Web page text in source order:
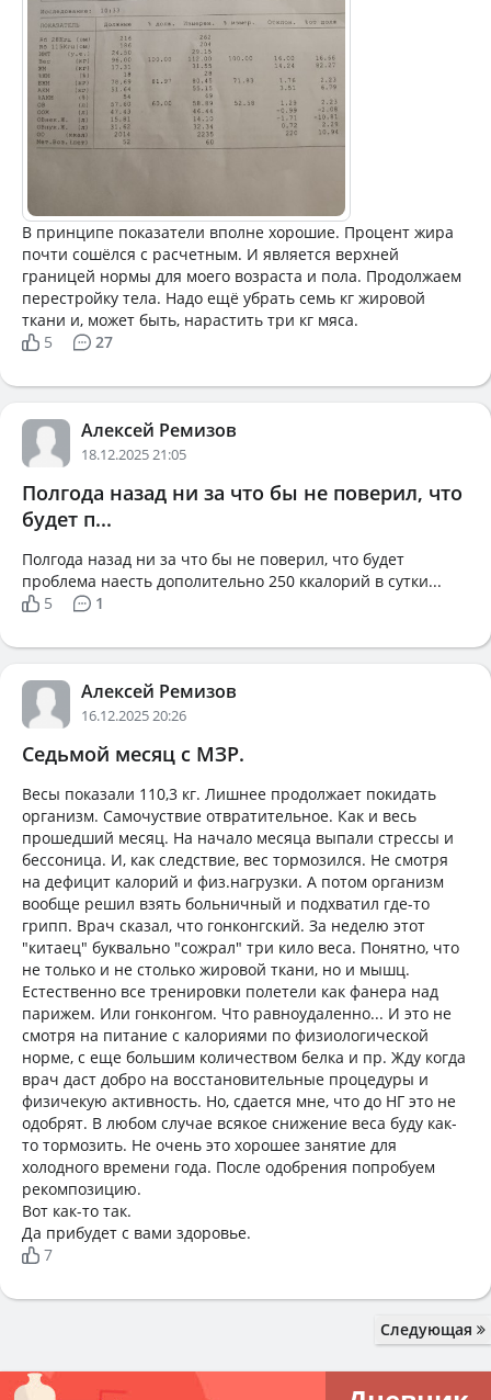
В принципе показатели вполне хорошие. Процент жира
почти сошёлся с расчетным. И является верхней
границей нормы для моего возраста и пола. Продолжаем
перестройку тела. Надо ещё убрать семь кг жировой
ткани и, может быть, нарастить три кг мяса.
5
27
Алексей Ремизов
18.12.2025 21:05
Полгода назад ни за что бы не поверил, что
будет п...
Полгода назад ни за что бы не поверил, что будет
проблема наесть дополительно 250 ккалорий в сутки...
5
1
Алексей Ремизов
16.12.2025 20:26
Седьмой месяц с МЗР.
Весы показали 110,3 кг. Лишнее продолжает покидать
организм. Самочуствие отвратительное. Как и весь
прошедший месяц. На начало месяца выпали стрессы и
бессоница. И, как следствие, вес тормозился. Не смотря
на дефицит калорий и физ.нагрузки. А потом организм
вообще решил взять больничный и подхватил где-то
грипп. Врач сказал, что гонконгский. За неделю этот
"китаец" буквально "сожрал" три кило веса. Понятно, что
не только и не столько жировой ткани, но и мышц.
Естественно все тренировки полетели как фанера над
парижем. Или гонконгом. Что равноудаленно... И это не
смотря на питание с калориями по физиологической
норме, с еще большим количеством белка и пр. Жду когда
врач даст добро на восстановительные процедуры и
физичекую активность. Но, сдается мне, что до НГ это не
одобрят. В любом случае всякое снижение веса буду как-
то тормозить. Не очень это хорошее занятие для
холодного времени года. После одобрения попробуем
рекомпозицию.
Вот как-то так.
Да прибудет с вами здоровье.
7
Следующая